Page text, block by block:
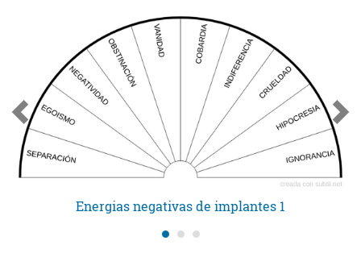
Energias negativas de implantes 1